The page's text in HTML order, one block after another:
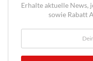
Erhalte aktuelle News,
sowie Rabatt